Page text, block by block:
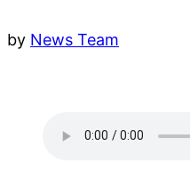
by News Team